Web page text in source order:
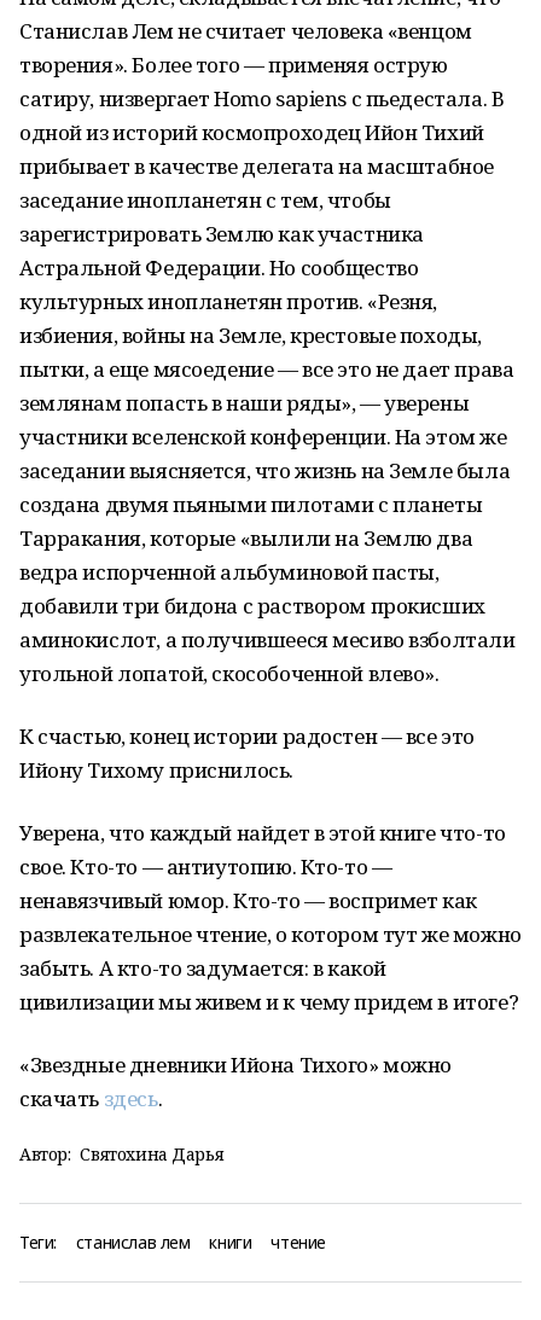
Станислав Лем не считает человека «венцом
творения». Более того — применяя острую
сатиру, низвергаетHomo sapiens с пьедестала. В
одной из историй космопроходец Ийон Тихий
прибывает в качестве делегата на масштабное
заседание инопланетян с тем, чтобы
зарегистрировать Землю как участника
Астральной Федерации. Но сообщество
культурных инопланетян против. «Резня,
избиения, войны на Земле, крестовые походы,
пытки, а еще мясоедение — все это не дает права
землянам попасть в наши ряды», — уверены
участники вселенской конференции. На этом же
заседании выясняется, что жизнь на Земле была
создана двумя пьяными пилотами с планеты
Тарракания, которые «вылили на Землю два
ведра испорченной альбуминовой пасты,
добавили три бидона с раствором прокисших
аминокислот, а получившееся месиво взболтали
угольной лопатой, скособоченной влево».
К счастью, конец истории радостен — все это
Ийону Тихому приснилось.
Уверена, что каждый найдет в этой книге что-то
свое. Кто-то — антиутопию. Кто-то —
ненавязчивый юмор. Кто-то — воспримет как
развлекательное чтение, о котором тут же можно
забыть. А кто-то задумается: в какой
цивилизации мы живем и к чему придем в итоге?
«Звездные дневники Ийона Тихого» можно
скачать здесь.
Автор: Святохина Дарья
Теги: станислав лем книги чтение